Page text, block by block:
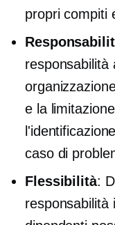
propri compiti
responsabilità
e la
caso di
Flessibilità:
responsabilità